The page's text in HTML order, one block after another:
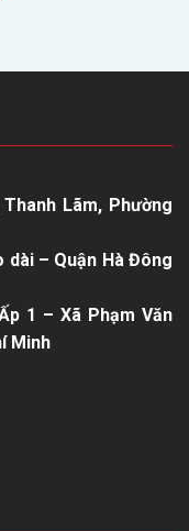
Lãm, Phường
– Quận Hà Đông
1 – Xã Phạm Văn
Minh